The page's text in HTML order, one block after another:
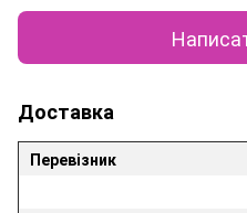
Доставка
Перевізник